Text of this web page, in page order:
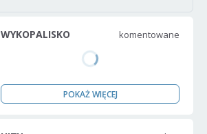
WYKOPALISKO komentowane
POKAŻ WIĘCEJ